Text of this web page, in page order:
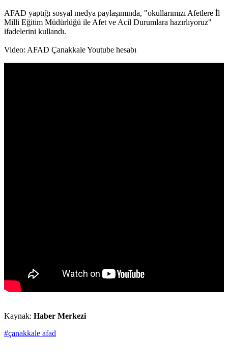
AFAD yaptığı sosyal medya paylaşımında, "okullarımızı Afetlere İl
Milli Eğitim Müdürlüğü ile Afet ve Acil Durumlara hazırlıyoruz"
ifadelerini kullandı.
Video: AFAD Çanakkale Youtube hesabı
Kaynak: Haber Merkezi
#çanakkale afad